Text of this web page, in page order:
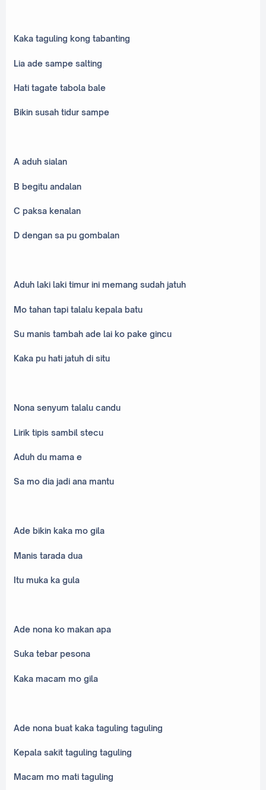
Kaka taguling kong tabanting
Lia ade sampe salting
Hati tagate tabola bale
Bikin susah tidur sampe
A aduh sialan
B begitu andalan
C paksa kenalan
D dengan sa pu gombalan
Aduh laki laki timur ini memang sudah jatuh
Mo tahan tapi talalu kepala batu
Su manis tambah ade lai ko pake gincu
Kaka pu hati jatuh di situ
Nona senyum talalu candu
Lirik tipis sambil stecu
Aduh du mama e
Sa mo dia jadi ana mantu
Ade bikin kaka mo gila
Manis tarada dua
Itu muka ka gula
Ade nona ko makan apa
Suka tebar pesona
Kaka macam mo gila
Ade nona buat kaka taguling taguling
Kepala sakit taguling taguling
Macam mo mati taguling